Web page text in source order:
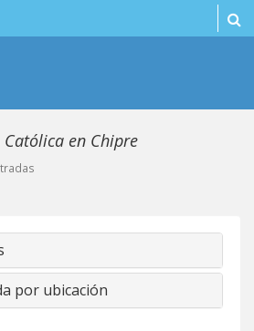
Católica en Chipre
por ubicación